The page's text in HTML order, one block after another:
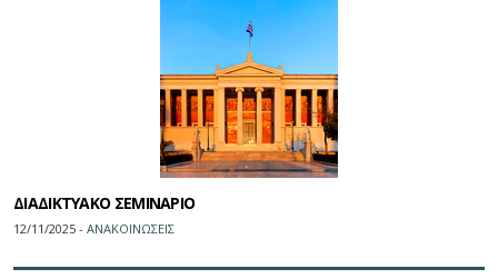
ΔΙΑΔΙΚΤΥΑΚΟ ΣΕΜΙΝΑΡΙΟ
12/11/2025 - ΑΝΑΚΟΙΝΩΣΕΙΣ